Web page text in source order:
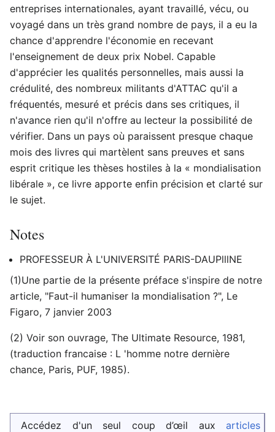
entreprises internationales, ayant travaillé, vécu, ou
voyagé dans un très grand nombre de pays, il a eu la
chance d'apprendre l'économie en recevant
l'enseignement de deux prix Nobel. Capable
d'apprécier les qualités personnelles, mais aussi la
crédulité, des nombreux militants d'ATTAC qu'il a
fréquentés, mesuré et précis dans ses critiques, il
n'avance rien qu'il n'offre au lecteur la possibilité de
vérifier. Dans un pays où paraissent presque chaque
mois des livres qui martèlent sans preuves et sans
esprit critique les thèses hostiles à la « mondialisation
libérale », ce livre apporte enfin précision et clarté sur
le sujet.
Notes
PROFESSEUR À L'UNIVERSITÉ PARIS-DAUPlllNE
(1)Une partie de la présente préface s'inspire de notre
article, "Faut-il humaniser la mondialisation ?", Le
Figaro, 7 janvier 2003
(2) Voir son ouvrage, The Ultimate Resource, 1981,
(traduction francaise : L 'homme notre dernière
chance, Paris, PUF, 1985).
Accédez d'un seul coup d’œil aux articles